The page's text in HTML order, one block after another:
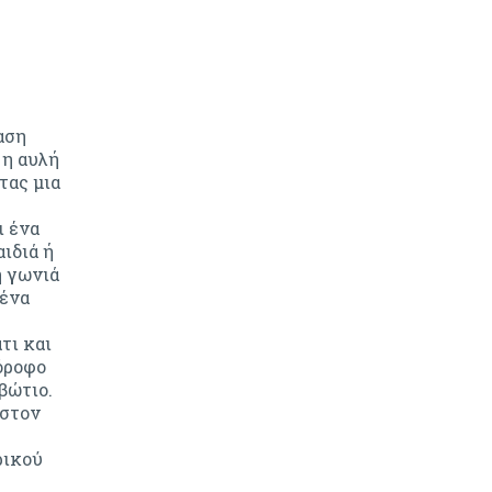
αυλή
μια
ένα
ή
γωνιά
και